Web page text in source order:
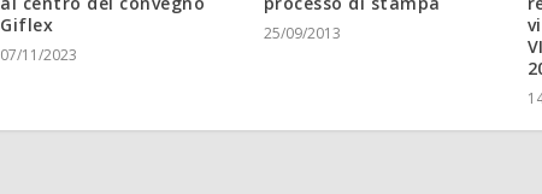
Giflex
07/11/2023
25/09/2013